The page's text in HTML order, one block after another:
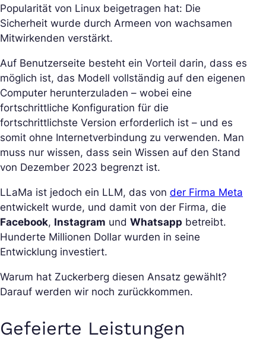
Popularität von Linux beigetragen hat: Die
Sicherheit wurde durch Armeen von wachsamen
Mitwirkenden verstärkt.
Auf Benutzerseite besteht ein Vorteil darin, dass es
möglich ist, das Modell vollständig auf den eigenen
Computer herunterzuladen – wobei eine
fortschrittliche Konfiguration für die
fortschrittlichste Version erforderlich ist – und es
somit ohne Internetverbindung zu verwenden. Man
muss nur wissen, dass sein Wissen auf den Stand
von Dezember 2023 begrenzt ist.
LLaMa ist jedoch ein LLM, das von der Firma Meta
entwickelt wurde, und damit von der Firma, die
Facebook, Instagram und Whatsapp betreibt.
Hunderte Millionen Dollar wurden in seine
Entwicklung investiert.
Warum hat Zuckerberg diesen Ansatz gewählt?
Darauf werden wir noch zurückkommen.
Gefeierte Leistungen